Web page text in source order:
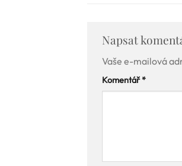
Napsat
Vaše e-mailová
Komentář*